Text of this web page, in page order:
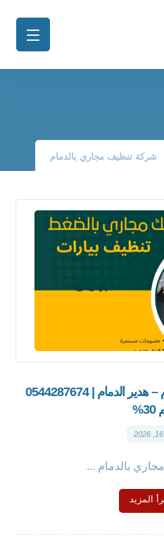
شركة تنظيف مجاري بالدمام
شركة تنظيف مجاري بالدمام – هدير الدمام | 0544287674
بالدمام ...
المزيد